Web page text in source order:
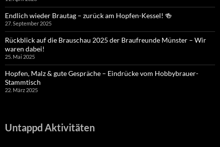
Endlich wieder Brautag – zurück am Hopfen-Kessel! 🍻
27. September 2025
Rückblick auf die Brauschau 2025 der Braufreunde Münster – Wir
waren dabei!
25. Mai 2025
Hopfen, Malz & gute Gespräche – Eindrücke vom Hobbybrauer-
Stammtisch
22. März 2025
Untappd Aktivitäten